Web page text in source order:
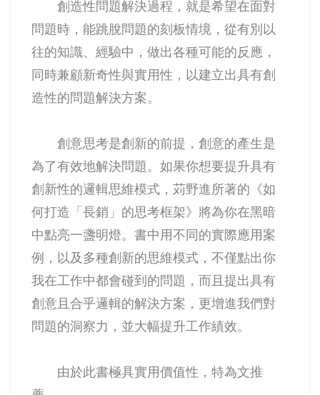
創造性問題解決過程，就是希望在面對
問題時，能跳脫問題的刻板情境，從有別以
往的知識、經驗中，做出各種可能的反應，
同時兼顧新奇性與實用性，以建立出具有創
造性的問題解決方案。
創意思考是創新的前提，創意的產生是
為了有效地解決問題。如果你想要提升具有
創新性的邏輯思維模式，苅野進所著的《如
何打造「長銷」的思考框架》將為你在黑暗
中點亮一盞明燈。書中用不同的實際應用案
例，以及多種創新的思維模式，不僅點出你
我在工作中都會碰到的問題，而且提出具有
創意且合乎邏輯的解決方案，更增進我們對
問題的洞察力，並大幅提升工作績效。
由於此書極具實用價值性，特為文推